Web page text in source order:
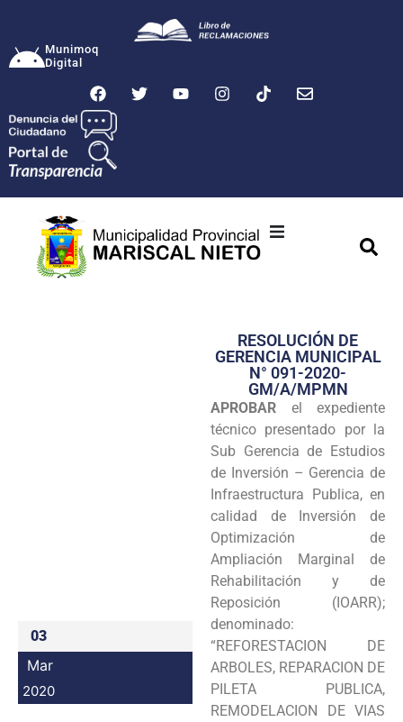
Munimoq
Digital
Transparencia
Seguridad
Programas
Intranet
03
Mar
2020
RESOLUCIÓN DE
GERENCIA MUNICIPAL
N° 091-2020-
GM/A/MPMN
APROBAR el expediente
técnico presentado por la
Sub Gerencia de Estudios
de Inversión – Gerencia de
Infraestructura Publica, en
calidad de Inversión de
Optimización de
Ampliación Marginal de
Rehabilitación y de
Reposición (IOARR);
denominado:
“REFORESTACION DE
ARBOLES, REPARACION DE
PILETA PUBLICA,
REMODELACION DE VIAS